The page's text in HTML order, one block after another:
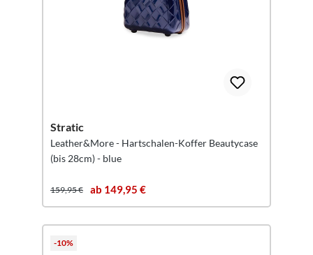
Stratic
Leather&More - Hartschalen-Koffer Beautycase
(bis 28cm) - blue
159,95 € ab 149,95 €
-10%